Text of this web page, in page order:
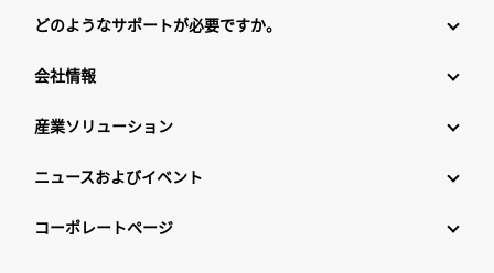
どのようなサポートが必要ですか。
会社情報
産業ソリューション
ニュースおよびイベント
コーポレートページ